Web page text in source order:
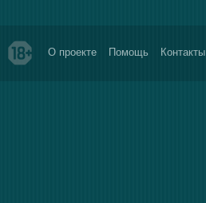
О проекте Помощь Контакты